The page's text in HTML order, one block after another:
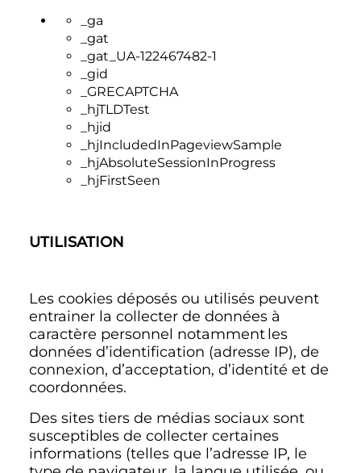
_ga
_gat
_gat_UA-122467482-1
_gid
_GRECAPTCHA
_hjTLDTest
_hjid
_hjIncludedInPageviewSample
_hjAbsoluteSessionInProgress
_hjFirstSeen
UTILISATION
Les cookies déposés ou utilisés peuvent
entrainer la collecter de données à
caractère personnel notamment les
données d’identification (adresse IP), de
connexion, d’acceptation, d’identité et de
coordonnées.
Des sites tiers de médias sociaux sont
susceptibles de collecter certaines
informations (telles que l’adresse IP, le